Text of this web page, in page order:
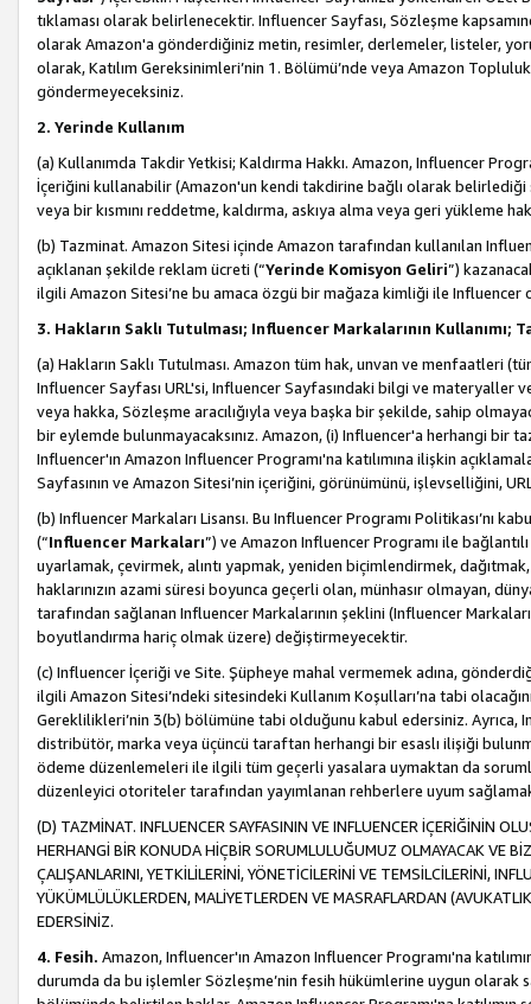
tıklaması olarak belirlenecektir. Influencer Sayfası, Sözleşme
olarak Amazon'a gönderdiğiniz metin, resimler, derlemeler, listeler,
olarak, Katılım Gereksinimleri’nin 1. Bölümü’nde veya Amazon
göndermeyeceksiniz.
2. Yerinde Kullanım
(a) Kullanımda Takdir Yetkisi; Kaldırma Hakkı. Amazon, Influencer
İçeriğini kullanabilir (Amazon'un kendi takdirine bağlı olarak belirlediği
veya bir kısmını reddetme, kaldırma, askıya alma veya geri yükleme
(b) Tazminat. Amazon Sitesi içinde Amazon tarafından kullanılan
açıklanan şekilde reklam ücreti (“Yerinde Komisyon Geliri”)
ilgili Amazon Sitesi’ne bu amaca özgü bir mağaza kimliği ile Influencer
3. Hakların Saklı Tutulması; Influencer Markalarının Kullanımı;
(a) Hakların Saklı Tutulması. Amazon tüm hak, unvan ve menfaatleri
Influencer Sayfası URL'si, Influencer Sayfasındaki bilgi ve materyaller
veya hakka, Sözleşme aracılığıyla veya başka bir şekilde, sahip
bir eylemde bulunmayacaksınız. Amazon, (i) Influencer'a herhangi bir
Influencer'ın Amazon Influencer Programı'na katılımına ilişkin
Sayfasının ve Amazon Sitesi’nin içeriğini, görünümünü, işlevselliğini,
(b) Influencer Markaları Lisansı. Bu Influencer Programı Politikası’nı
(“Influencer Markaları”) ve Amazon Influencer Programı ile
uyarlamak, çevirmek, alıntı yapmak, yeniden biçimlendirmek,
haklarınızın azami süresi boyunca geçerli olan, münhasır olmayan,
tarafından sağlanan Influencer Markalarının şeklini (Influencer
boyutlandırma hariç olmak üzere) değiştirmeyecektir.
(c) Influencer İçeriği ve Site. Şüpheye mahal vermemek adına,
ilgili Amazon Sitesi’ndeki sitesindeki Kullanım Koşulları’na tabi
Gereklilikleri’nin 3(b) bölümüne tabi olduğunu kabul edersiniz. Ayrıca,
distribütör, marka veya üçüncü taraftan herhangi bir esaslı ilişiği
ödeme düzenlemeleri ile ilgili tüm geçerli yasalara uymaktan da
düzenleyici otoriteler tarafından yayımlanan rehberlere uyum
(D) TAZMİNAT. INFLUENCER SAYFASININ VE INFLUENCER İÇERİĞİNİN
HERHANGİ BİR KONUDA HİÇBİR SORUMLULUĞUMUZ OLMAYACAK VE
ÇALIŞANLARINI, YETKİLİLERİNİ, YÖNETİCİLERİNİ VE TEMSİLCİLERİNİ,
YÜKÜMLÜLÜKLERDEN, MALİYETLERDEN VE MASRAFLARDAN
EDERSİNİZ.
4. Fesih. Amazon, Influencer'ın Amazon Influencer Programı'na
durumda da bu işlemler Sözleşme’nin fesih hükümlerine uygun olarak